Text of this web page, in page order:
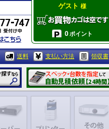
ゲスト 様
0ポイント
送料 支払い方法 領収書